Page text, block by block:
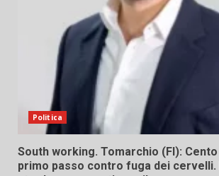
Politica
South working. Tomarchio (FI):
primo passo contro fuga dei